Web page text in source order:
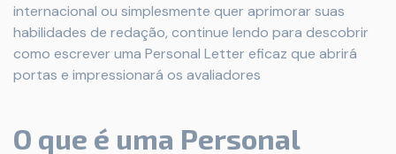
internacional ou simplesmente quer aprimorar suas
habilidades de redação, continue lendo para descobrir
como escrever uma Personal Letter eficaz que abrirá
portas e impressionará os avaliadores
O que é uma Personal